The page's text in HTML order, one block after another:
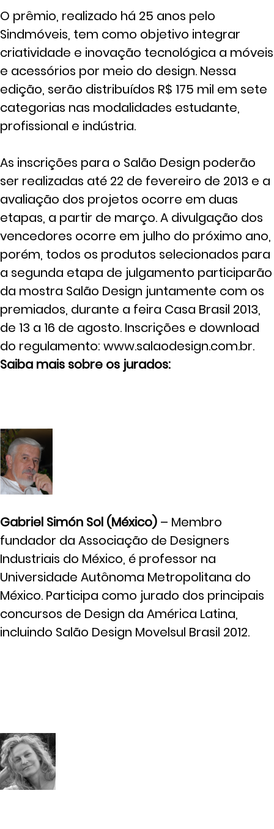
O prêmio, realizado há 25 anos pelo
Sindmóveis, tem como objetivo integrar
criatividade e inovação tecnológica a móveis
e acessórios por meio do design. Nessa
edição, serão distribuídos R$ 175 mil em sete
categorias nas modalidades estudante,
profissional e indústria.
As inscrições para o Salão Design poderão
ser realizadas até 22 de fevereiro de 2013 e a
avaliação dos projetos ocorre em duas
etapas, a partir de março. A divulgação dos
vencedores ocorre em julho do próximo ano,
porém, todos os produtos selecionados para
a segunda etapa de julgamento participarão
da mostra Salão Design juntamente com os
premiados, durante a feira Casa Brasil 2013,
de 13 a 16 de agosto. Inscrições e download
do regulamento: www.salaodesign.com.br.
Saiba mais sobre os jurados:
Gabriel Simón Sol (México) – Membro
fundador da Associação de Designers
Industriais do México, é professor na
Universidade Autônoma Metropolitana do
México. Participa como jurado dos principais
concursos de Design da América Latina,
incluindo Salão Design Movelsul Brasil 2012.